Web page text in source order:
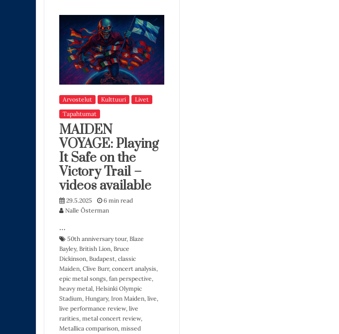
Arvostelut Kulttuuri
Livet
Tapahtumat
MAIDEN
VOYAGE: Playing
It Safe on the
Victory Trail –
videos available
29.5.2025
6 min read
Nalle Österman
…
50th anniversary tour, Blaze
Bayley, British Lion, Bruce
Dickinson, Budapest, classic
Maiden, Clive Burr, concert analysis,
epic metal songs, fan perspective,
heavy metal, Helsinki Olympic
Stadium, Hungary, Iron Maiden, live,
live performance review, live
rarities, metal concert review,
Metallica comparison, missed